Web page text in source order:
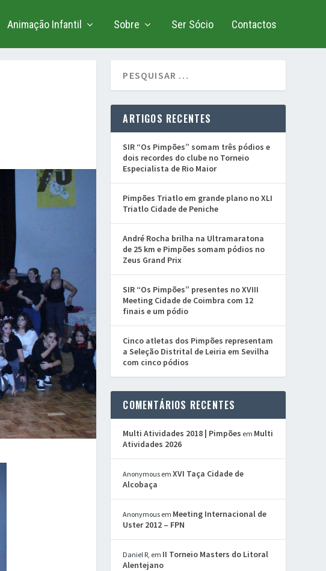
Animação Infantil Sobre Ser Sócio Contactos
ARTIGOS RECENTES
SIR “Os Pimpões” somam três pódios e
dois recordes do clube no Torneio
Especialista de Rio Maior
Pimpões Triatlo em grande plano no XLI
Triatlo Cidade de Peniche
André Rocha brilha na Ultramaratona
de 25 km e Pimpões somam pódios no
Zeus Grand Prix
SIR “Os Pimpões” presentes no XVIII
Meeting Cidade de Coimbra com 12
finais e um pódio
Cinco atletas dos Pimpões representam
a Seleção Distrital de Leiria em Sevilha
com cinco pódios
COMENTÁRIOS RECENTES
Multi Atividades 2018 | Pimpões em Multi
Atividades 2026
Anonymous emXVI Taça Cidade de
Alcobaça
Anonymous em Meeting Internacional de
Uster 2012 – FPN
Daniel R, em II Torneio Masters do Litoral
Alentejano